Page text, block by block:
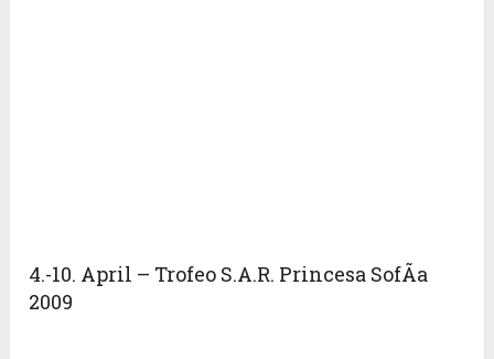
4.-10. April – Trofeo S.A.R. Princesa SofÃ­a
2009